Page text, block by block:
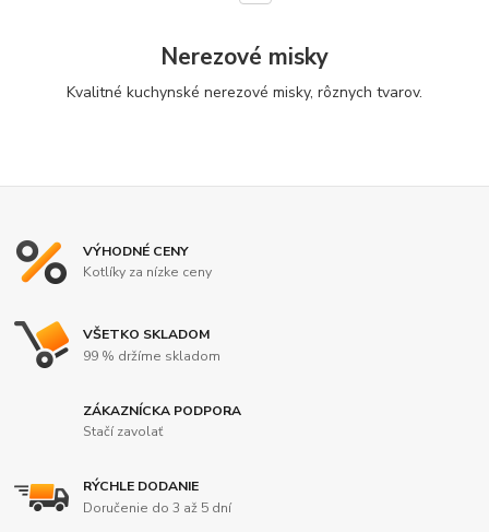
Nerezové misky
Kvalitné kuchynské nerezové misky, rôznych tvarov.
VÝHODNÉ CENY
Kotlíky za nízke ceny
VŠETKO SKLADOM
99 % držíme skladom
ZÁKAZNÍCKA PODPORA
Stačí zavolať
RÝCHLE DODANIE
Doručenie do 3 až 5 dní